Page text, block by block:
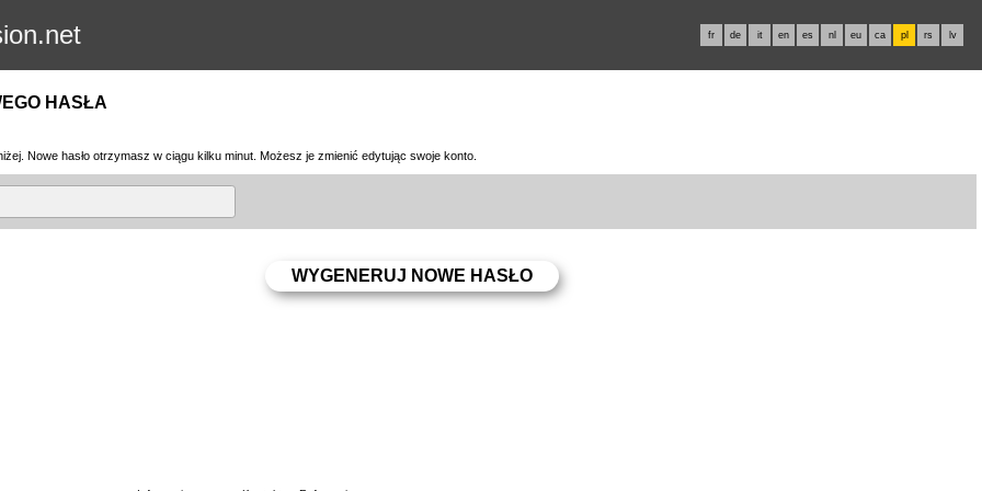
fr de it en es nl eu ca pl rs lv
HASŁA
Nowe hasło otrzymasz w ciągu kilku minut. Możesz je zmienić edytując swoje konto.